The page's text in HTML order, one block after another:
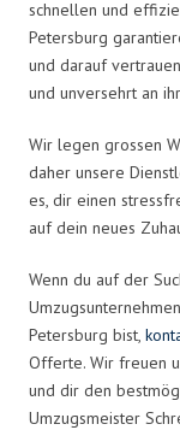
schnellen und
Petersburg
und darauf
und unversehrt an
Wir legen grossen
daher unsere
es, dir einen
auf dein neues
Wenn du auf der
Petersburg bist,
Offerte. Wir freuen
und dir den
Umzugsmeister